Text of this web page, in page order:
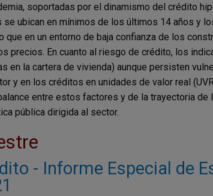
soportadas por el dinamismo del crédito
ubican en mínimos de los últimos 14 años y
que en un entorno de baja confianza de los
precios. En cuanto al riesgo de crédito, los
en la cartera de vivienda) aunque persisten
y en los créditos en unidades de valor real
entre estos factores y de la trayectoria de
pública dirigida al sector.
- Informe Especial de